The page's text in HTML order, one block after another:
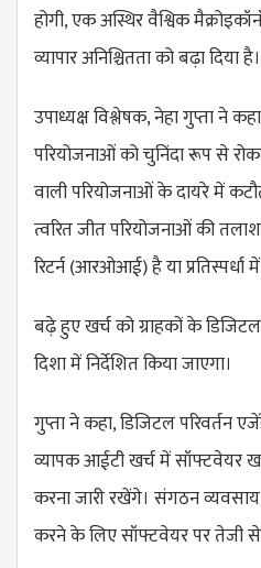
होगी, एक अस्थिर वैश्विक
व्यापार अनिश्चितता को बढ़ा दिया है।
उपाध्यक्ष विश्लेषक, नेहा गुप्ता ने
परियोजनाओं को चुनिंदा रूप से
वाली परियोजनाओं के दायरे में
त्वरित जीत परियोजनाओं की
रिटर्न (आरओआई) है या प्रतिस्पर्धा
बढ़े हुए खर्च को ग्राहकों के
दिशा में निर्देशित किया जाएगा।
गुप्ता ने कहा, डिजिटल परिवर्तन
व्यापक आईटी खर्च में सॉफ्टवेयर
करना जारी रखेंगे। संगठन
करने के लिए सॉफ्टवेयर पर तेजी से